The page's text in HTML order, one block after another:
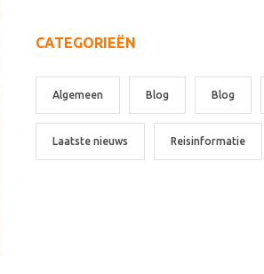
CATEGORIEËN
Algemeen Blog Blog
Laatste nieuws Reisinformatie